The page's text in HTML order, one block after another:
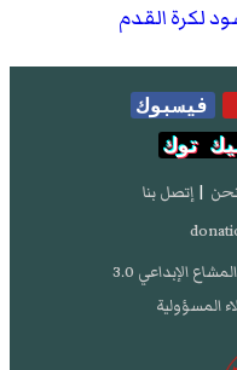
لكرة القدم
فيسبوك
توك
| إتصل بنا
الإبداعي 3.0
المسؤولية